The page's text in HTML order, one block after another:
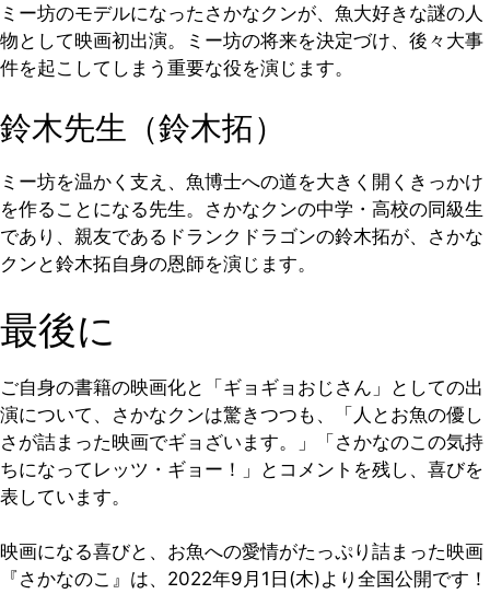
ミー坊のモデルになったさかなクンが、魚大好きな謎の人
物として映画初出演。ミー坊の将来を決定づけ、後々大事
件を起こしてしまう重要な役を演じます。
鈴木先生（鈴木拓）
ミー坊を温かく支え、魚博士への道を大きく開くきっかけ
を作ることになる先生。さかなクンの中学・高校の同級生
であり、親友であるドランクドラゴンの鈴木拓が、さかな
クンと鈴木拓自身の恩師を演じます。
最後に
ご自身の書籍の映画化と「ギョギョおじさん」としての出
演について、さかなクンは驚きつつも、「人とお魚の優し
さが詰まった映画でギョざいます。」「さかなのこの気持
ちになってレッツ・ギョー！」とコメントを残し、喜びを
表しています。
映画になる喜びと、お魚への愛情がたっぷり詰まった映画
『さかなのこ』は、2022年9月1日(木)より全国公開です！